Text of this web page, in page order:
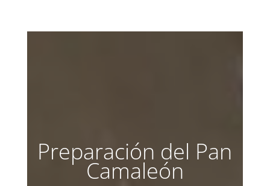
Preparación del Pan
Camaleón